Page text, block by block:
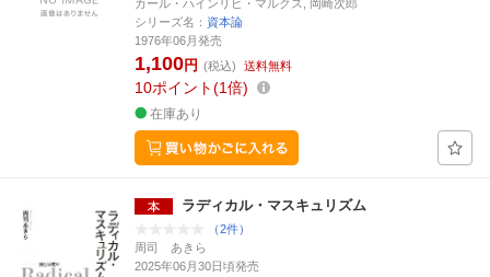
カール・ハインリヒ・マルクス, 岡崎次郎
シリーズ名： 資本論
1976年06月発売
1,100円 (税込) 送料無料
10ポイント 1倍
在庫あり
ラディカル・マスキュリズム
（2件）
周司 あきら
2025年06月30日頃発売